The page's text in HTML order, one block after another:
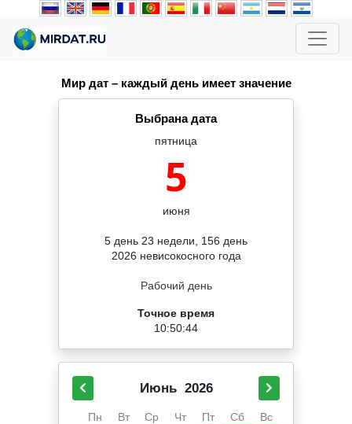
Мир дат – каждый день имеет значение
Выбрана дата
пятница
5
июня
5 день 23 недели, 156 день
2026 невисокосного года
Рабочий день
Точное время
10:50:45
Июнь 2026
Пн Вт Ср Чт Пт Сб Вс